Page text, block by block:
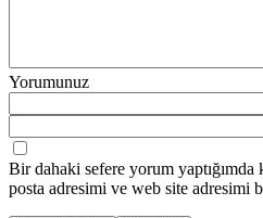
Yorumunuz
Bir dahaki sefere yorum yaptığımda
posta adresimi ve web site adresimi